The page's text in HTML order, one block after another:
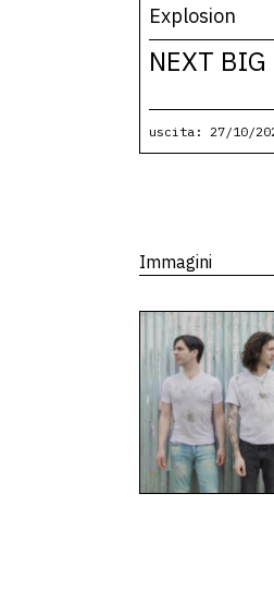
Explosion
NEXT BIG
uscita: 27/10/
Immagini